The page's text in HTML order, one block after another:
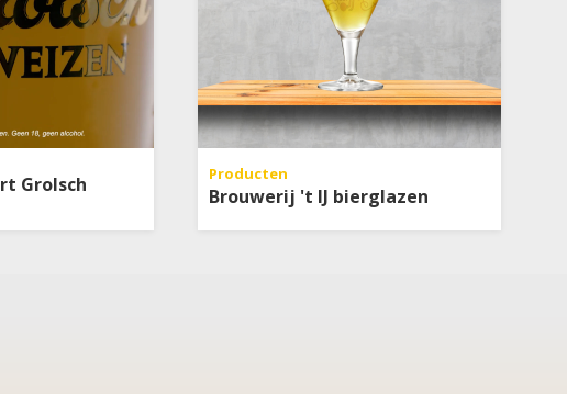
Grolsch
Producten
Brouwerij 't IJ bierglazen